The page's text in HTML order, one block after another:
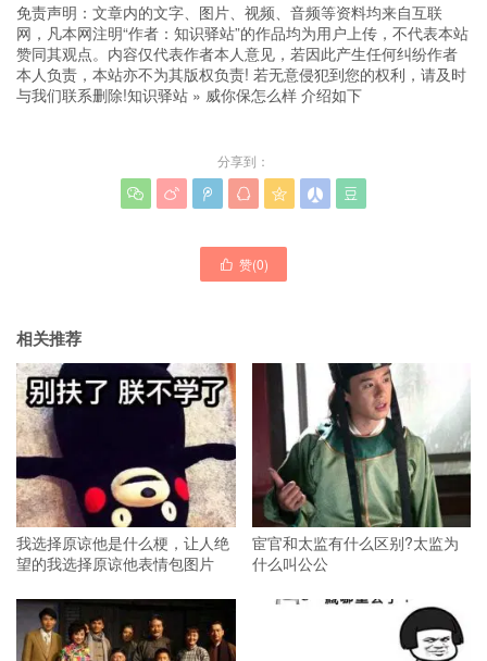
免责声明：文章内的文字、图片、视频、音频等资料均来自互联
网，凡本网注明“作者：知识驿站”的作品均为用户上传，不代表本站
赞同其观点。内容仅代表作者本人意见，若因此产生任何纠纷作者
本人负责，本站亦不为其版权负责! 若无意侵犯到您的权利，请及时
与我们联系删除!知识驿站 » 威你保怎么样 介绍如下
分享到：
      
 赞(0)
相关推荐
我选择原谅他是什么梗，让人绝
望的我选择原谅他表情包图片
宦官和太监有什么区别?太监为
什么叫公公